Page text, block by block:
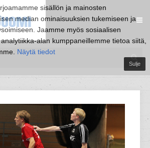
sisällön ja mainosten
median ominaisuuksien tukemiseen ja
Jaamme myös sosiaalisen
alan kumppaneillemme tietoa siitä,
Näytä tiedot
Sulje